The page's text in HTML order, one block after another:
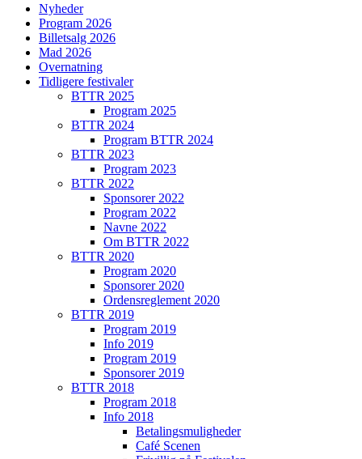
Nyheder
Program 2026
Billetsalg 2026
Mad 2026
Overnatning
Tidligere festivaler
BTTR 2025
Program 2025
BTTR 2024
Program BTTR 2024
BTTR 2023
Program 2023
BTTR 2022
Sponsorer 2022
Program 2022
Navne 2022
Om BTTR 2022
BTTR 2020
Program 2020
Sponsorer 2020
Ordensreglement 2020
BTTR 2019
Program 2019
Info 2019
Program 2019
Sponsorer 2019
BTTR 2018
Program 2018
Info 2018
Betalingsmuligheder
Café Scenen